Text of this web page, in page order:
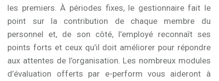
les premiers. À périodes fixes, le gestionnaire fait le
point sur la contribution de chaque membre du
personnel et, de son côté, l’employé reconnaît ses
points forts et ceux qu’il doit améliorer pour répondre
aux attentes de l’organisation. Les nombreux modules
d’évaluation offerts par e-perform vous aideront à